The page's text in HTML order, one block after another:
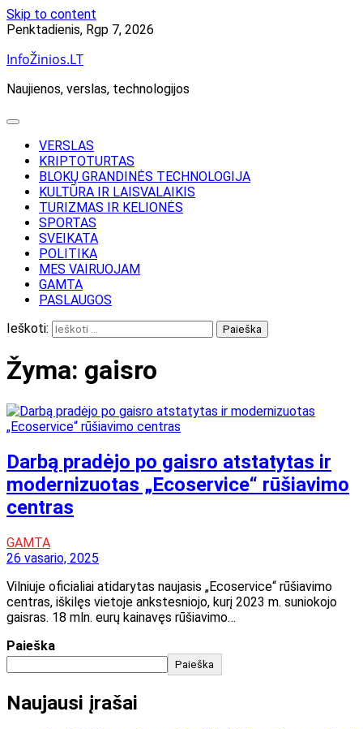
Skip to content
Penktadienis, Rgp 7, 2026
InfoŽinios.LT
Naujienos, verslas, technologijos
VERSLAS
KRIPTOTURTAS
BLOKŲ GRANDINĖS TECHNOLOGIJA
KULTŪRA IR LAISVALAIKIS
TURIZMAS IR KELIONĖS
SPORTAS
SVEIKATA
POLITIKA
MES VAIRUOJAM
GAMTA
PASLAUGOS
Ieškoti:
Žyma: gaisro
Darbą pradėjo po gaisro atstatytas ir
modernizuotas „Ecoservice“ rūšiavimo
centras
GAMTA
26 vasario, 2025
Vilniuje oficialiai atidarytas naujasis „Ecoservice“ rūšiavimo
centras, iškilęs vietoje ankstesniojo, kurį 2023 m. suniokojo
gaisras. 18 mln. eurų kainavęs rūšiavimo…
Paieška
Paieška
Naujausi įrašai